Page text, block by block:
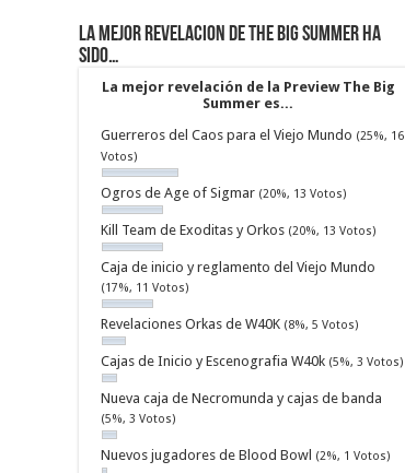
La mejor revelacion de The Big Summer ha
sido…
La mejor revelación de la Preview The Big
Summer es...
Guerreros del Caos para el Viejo Mundo (25%, 16
Votos)
Ogros de Age of Sigmar (20%, 13 Votos)
Kill Team de Exoditas y Orkos (20%, 13 Votos)
Caja de inicio y reglamento del Viejo Mundo
(17%, 11 Votos)
Revelaciones Orkas de W40K (8%, 5 Votos)
Cajas de Inicio y Escenografia W40k (5%, 3 Votos)
Nueva caja de Necromunda y cajas de banda
(5%, 3 Votos)
Nuevos jugadores de Blood Bowl (2%, 1 Votos)